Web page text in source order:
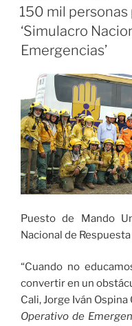
EL
150 mil
‘Simulacro
Emergencias’
Puesto de Mando
Nacional de
“Cuando no
convertir en un
Cali, Jorge Iván
Operativo de